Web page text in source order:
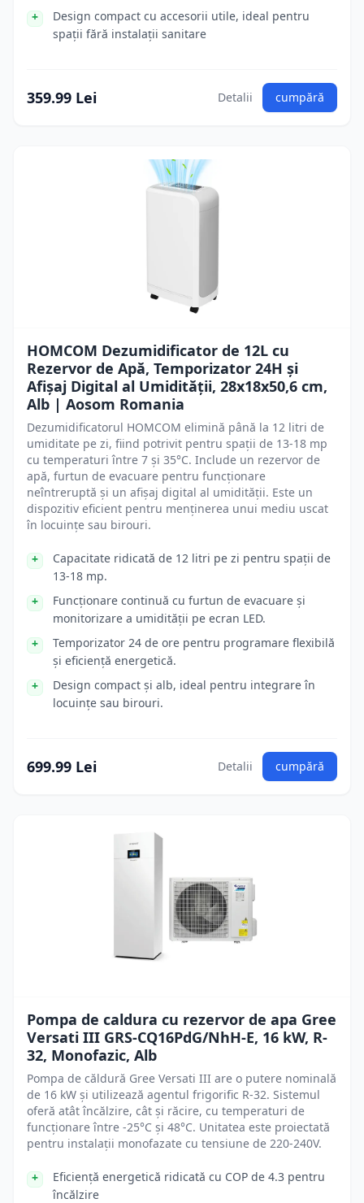
Design compact cu accesorii utile, ideal pentru
spații fără instalații sanitare
359.99 Lei Detalii cumpără
HOMCOM Dezumidificator de 12L cu
Rezervor de Apă, Temporizator 24H și
Afișaj Digital al Umidității, 28x18x50,6 cm,
Alb | Aosom Romania
Dezumidificatorul HOMCOM elimină până la 12 litri de
umiditate pe zi, fiind potrivit pentru spații de 13-18 mp
cu temperaturi între 7 și 35°C. Include un rezervor de
apă, furtun de evacuare pentru funcționare
neîntreruptă și un afișaj digital al umidității. Este un
dispozitiv eficient pentru menținerea unui mediu uscat
în locuințe sau birouri.
Capacitate ridicată de 12 litri pe zi pentru spații de
13-18 mp.
Funcționare continuă cu furtun de evacuare și
monitorizare a umidității pe ecran LED.
Temporizator 24 de ore pentru programare flexibilă
și eficiență energetică.
Design compact și alb, ideal pentru integrare în
locuințe sau birouri.
699.99 Lei Detalii cumpără
Pompa de caldura cu rezervor de apa Gree
Versati III GRS-CQ16PdG/NhH-E, 16 kW, R-
32, Monofazic, Alb
Pompa de căldură Gree Versati III are o putere nominală
de 16 kW și utilizează agentul frigorific R-32. Sistemul
oferă atât încălzire, cât și răcire, cu temperaturi de
funcționare între -25°C și 48°C. Unitatea este proiectată
pentru instalații monofazate cu tensiune de 220-240V.
Eficiență energetică ridicată cu COP de 4.3 pentru
încălzire